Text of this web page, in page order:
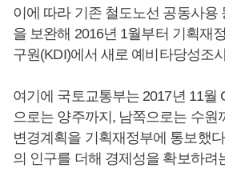
이에 따라 기존 철도노선 공동사용
을 보완해 2016년 1월부터 기획재
구원(KDI)에서 새로 예비타당성조
여기에 국토교통부는 2017년 11월
으로는 양주까지, 남쪽으로는 수원
변경계획을 기획재정부에 통보했
의 인구를 더해 경제성을 확보하려